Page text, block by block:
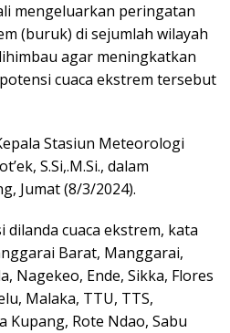
mengeluarkan peringatan
(buruk) di sejumlah wilayah
agar meningkatkan
cuaca ekstrem tersebut
Stasiun Meteorologi
S.Si,.M.Si., dalam
Jumat (8/3/2024).
cuaca ekstrem, kata
Barat, Manggarai,
Nagekeo, Ende, Sikka, Flores
Malaka, TTU, TTS,
Kupang, Rote Ndao, Sabu